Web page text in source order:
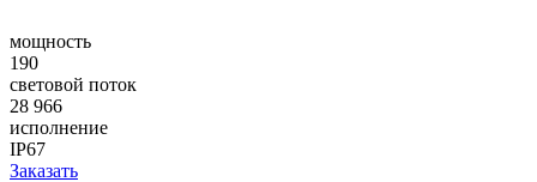
мощность
190
световой поток
28 966
исполнение
IP67
Заказать